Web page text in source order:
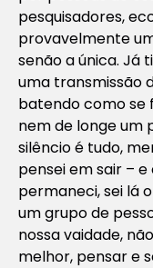
pesquisadores,
provavelmente
senão a única. Já
uma transmissão
batendo como se
nem de longe um
silêncio é tudo,
pensei em sair –
permaneci, sei lá
um grupo de
nossa vaidade,
melhor, pensar e